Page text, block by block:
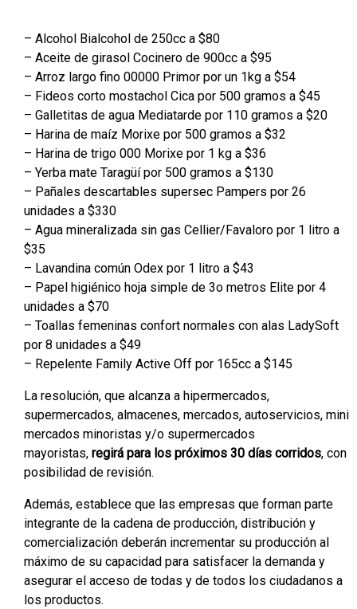
– Alcohol Bialcohol de 250cc a $80
– Aceite de girasol Cocinero de 900cc a $95
– Arroz largo fino 00000 Primor por un 1kg a $54
– Fideos corto mostachol Cica por 500 gramos a $45
– Galletitas de agua Mediatarde por 110 gramos a $20
– Harina de maíz Morixe por 500 gramos a $32
– Harina de trigo 000 Morixe por 1 kg a $36
– Yerba mate Taragüí por 500 gramos a $130
– Pañales descartables supersec Pampers por 26
unidades a $330
– Agua mineralizada sin gas Cellier/Favaloro por 1 litro a
$35
– Lavandina común Odex por 1 litro a $43
– Papel higiénico hoja simple de 3o metros Elite por 4
unidades a $70
– Toallas femeninas confort normales con alas LadySoft
por 8 unidades a $49
– Repelente Family Active Off por 165cc a $145
La resolución, que alcanza a hipermercados,
supermercados, almacenes, mercados, autoservicios, mini
mercados minoristas y/o supermercados
mayoristas, regirá para los próximos 30 días corridos, con
posibilidad de revisión.
Además, establece que las empresas que forman parte
integrante de la cadena de producción, distribución y
comercialización deberán incrementar su producción al
máximo de su capacidad para satisfacer la demanda y
asegurar el acceso de todas y de todos los ciudadanos a
los productos.